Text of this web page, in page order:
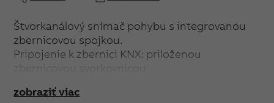
Štvorkanálový snímač pohybu s integrovanou
zbernicovou spojkou.
Pripojenie k zbernici KNX: priloženou
zbernicovou svorkovnicou
Nastavenie intenzity okolitého osvetlenia: 1 lux
zobraziť viac